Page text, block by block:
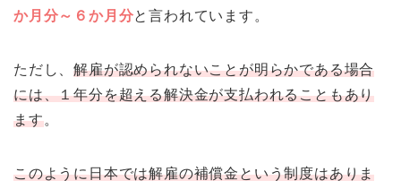
か月分～６か月分と言われています。
ただし、解雇が認められないことが明らかである場合
には、１年分を超える解決金が支払われることもあり
ます。
このように日本では解雇の補償金という制度はありま